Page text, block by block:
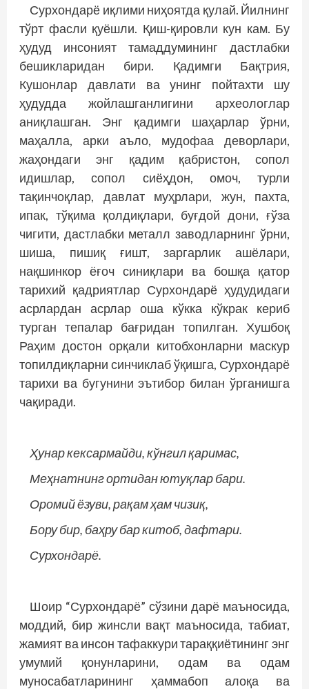
Сурхондарё иқлими ниҳоятда қулай. Йилнинг
тўрт фасли қуёшли. Қиш-қировли кун кам. Бу
ҳудуд инсоният тамаддумининг дастлабки
бешикларидан бири. Қадимги Бақтрия,
Кушонлар давлати ва унинг пойтахти шу
ҳудудда жойлашганлигини археологлар
аниқлашган. Энг қадимги шаҳарлар ўрни,
маҳалла, арки аъло, мудофаа деворлари,
жаҳондаги энг қадим қабристон, сопол
идишлар, сопол сиёҳдон, омоч, турли
тақинчоқлар, давлат муҳрлари, жун, пахта,
ипак, тўқима қолдиқлари, буғдой дони, ғўза
чигити, дастлабки металл заводларнинг ўрни,
шиша, пишиқ ғишт, заргарлик ашёлари,
нақшинкор ёғоч синиқлари ва бошқа қатор
тарихий қадриятлар Сурхондарё ҳудудидаги
асрлардан асрлар оша кўкка кўкрак кериб
турган тепалар бағридан топилган. Хушбоқ
Раҳим достон орқали китобхонларни маскур
топилдиқларни синчиклаб ўқишга, Сурхондарё
тарихи ва бугунини эътибор билан ўрганишга
чақиради.
Ҳунар кексармайди, кўнгил қаримас,
Меҳнатнинг ортидан ютуқлар бари.
Оромий ёзуви, рақам ҳам чизиқ,
Бору бир, баҳру бар китоб, дафтари.
Сурхондарё.
Шоир “Сурхондарё” сўзини дарё маъносида,
моддий, бир жинсли вақт маъносида, табиат,
жамият ва инсон тафаккури тараққиётининг энг
умумий қонунларини, одам ва одам
муносабатларининг ҳаммабоп алоқа ва